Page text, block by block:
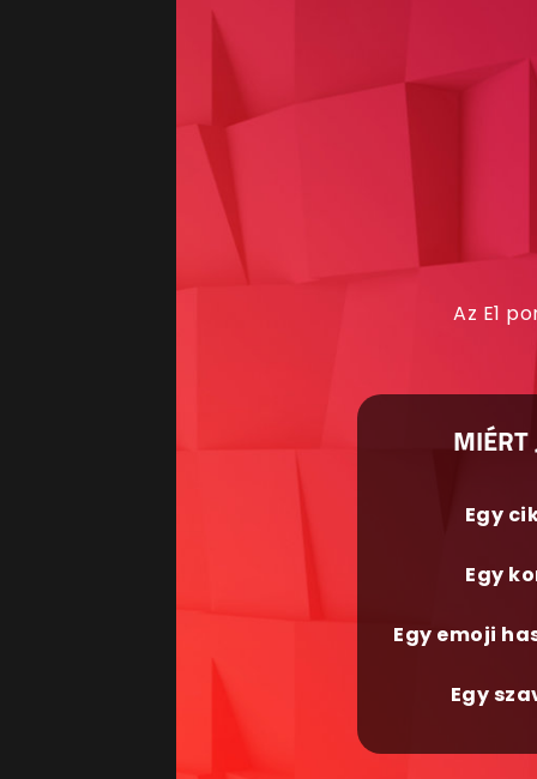
Az E1
MIÉRT
Egy
Egy
Egy emoji
Egy